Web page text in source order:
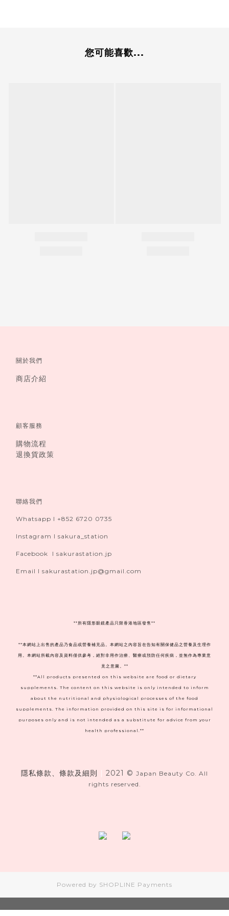
您可能喜歡...
關於我們
商店介紹
顧客服務
購物流程
退換貨政策
聯絡我們
Whatsapp I +852 6720 0735
Instagram I sakura_station
Facebook I sakurastation.jp
Email I sakurastation.jp@gmail.com
** 所有隱形眼鏡產品只限香港地區發售**
**本網站上出售的產品乃食品或營養補充品。本網站之內容旨在告知有關保健品之營養及生理作
用。本網站所載內容及資料僅供參考，絕對非用作治療、醫療或預防任何疾病，並無作為專業意
見之意圖。**
**All products presented on this website are food or dietary
supplements. The content on this website is only intended to inform
about the nutritional and physiological processes of the food
supplements. The information provided on this site is for informational
purposes only and is not intended as a substitute for advice from your
health professional.**
隱私條款、條款及細則 2021 © Japan Beauty Co. All
rights reserved.
Powered by SHOPLINE Payments